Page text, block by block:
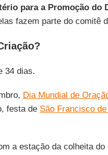
para a Promoção do
fazem parte do comitê
34 dias.
Dia Mundial de
festa de São Francisco
a estação da colheita